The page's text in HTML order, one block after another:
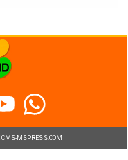
CMS-MSPRESS.COM